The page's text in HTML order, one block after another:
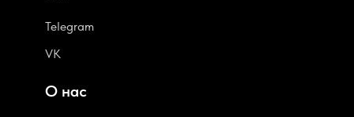
Telegram
VK
О нас